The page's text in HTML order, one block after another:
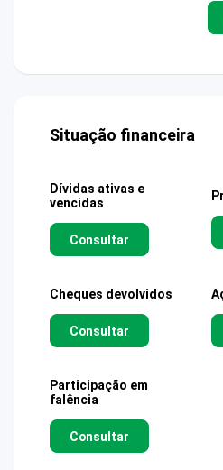
Situação financeira
Dívidas ativas e
vencidas
Consultar
Cheques devolvidos
Consultar
Participação em
falência
Consultar